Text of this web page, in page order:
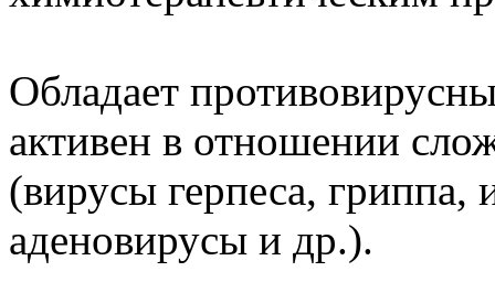
Обладает
активен в отношении
(вирусы герпеса,
аденовирусы и др.).